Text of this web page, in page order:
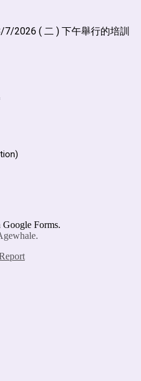
2026 ( 二 ) 下午舉行的培訓
Google Forms.